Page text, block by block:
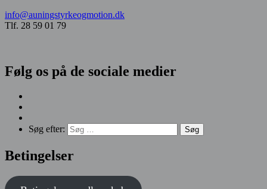
info@auningstyrkeogmotion.dk
Tlf. 28 59 01 79
Følg os på de sociale medier
Søg efter:
Betingelser